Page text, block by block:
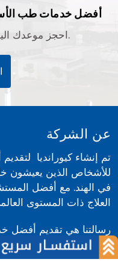
أفضل خدمات طب
احجز موعدك اليوم بملء النموذج السريع.
عن الشركة
تم إنشاء كيورانديا
للأشخاص الذين يعيشون
في الهند. مع أفضل
العلاج ذات المستوى
رسالتنا هي تقديم أفضل
مرافق طبية للعلاج